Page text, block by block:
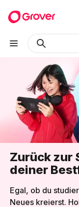
Zurück zur
deiner
Egal, ob du
Neues kreierst.